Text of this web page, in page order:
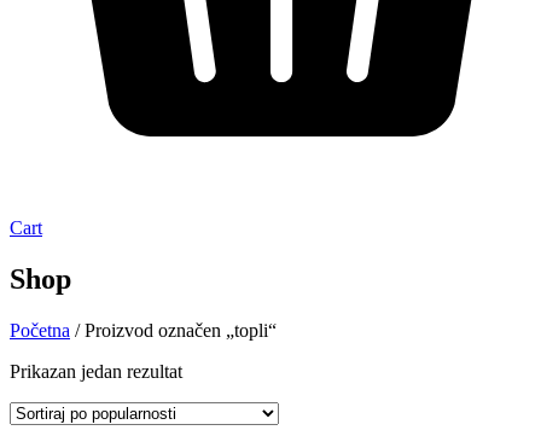
Cart
Shop
Početna / Proizvod označen „topli“
Prikazan jedan rezultat